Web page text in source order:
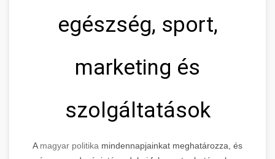
egészség, sport,
marketing és
szolgáltatások
A magyar politika mindennapjainkat meghatározza, és